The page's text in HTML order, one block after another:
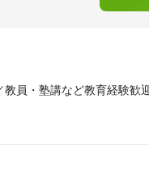
員・塾講など教育経験歓